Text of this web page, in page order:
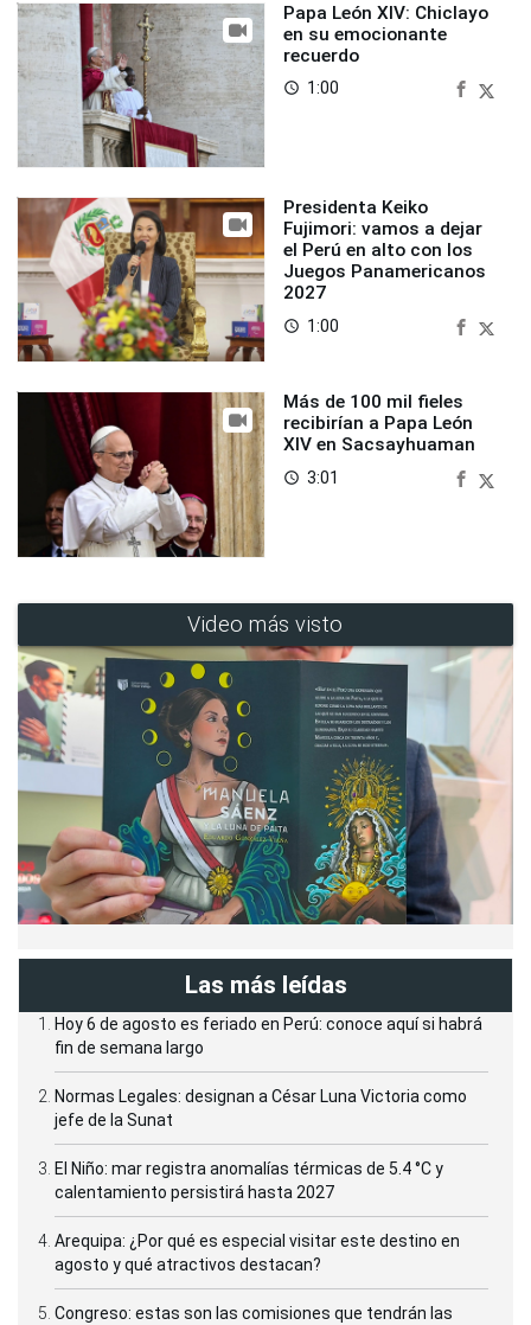
Papa León XIV: Chiclayo
en su emocionante
recuerdo
access_time 1:00
Presidenta Keiko
Fujimori: vamos a dejar
el Perú en alto con los
Juegos Panamericanos
2027
access_time 1:00
Más de 100 mil fieles
recibirían a Papa León
XIV en Sacsayhuaman
access_time 3:01
Video más visto
Las más leídas
Hoy 6 de agosto es feriado en Perú: conoce aquí si habrá
fin de semana largo
Normas Legales: designan a César Luna Victoria como
jefe de la Sunat
El Niño: mar registra anomalías térmicas de 5.4 °C y
calentamiento persistirá hasta 2027
Arequipa: ¿Por qué es especial visitar este destino en
agosto y qué atractivos destacan?
Congreso: estas son las comisiones que tendrán las